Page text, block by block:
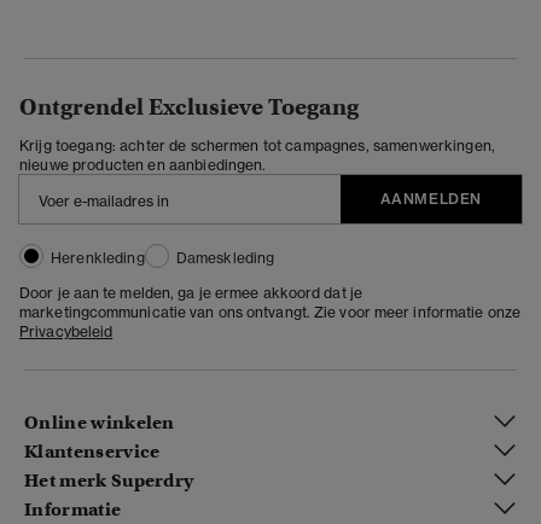
Ontgrendel Exclusieve Toegang
Krijg toegang: achter de schermen tot campagnes, samenwerkingen,
nieuwe producten en aanbiedingen.
AANMELDEN
Herenkleding
Dameskleding
Door je aan te melden, ga je ermee akkoord dat je
marketingcommunicatie van ons ontvangt. Zie voor meer informatie onze
Privacybeleid
Online winkelen
Klantenservice
Het merk Superdry
Informatie